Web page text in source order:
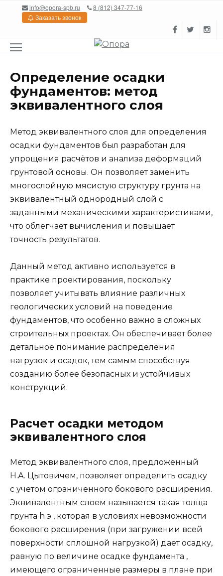
Перейтиinfo@opora-spb.ru
8 (812) 347-77-16
Заказать звонок
Определение осадки
фундаментов: метод
эквивалентного слоя
Метод эквивалентного слоя для определения
осадки фундаментов был разработан для
упрощения расчётов и анализа деформаций
грунтовой основы. Он позволяет заменить
многослойную мясистую структуру грунта на
эквивалентный однородный слой с
заданными механическими характеристиками,
что облегчает вычисления и повышает
точность результатов.
Данный метод активно используется в
практике проектирования, поскольку
позволяет учитывать влияние различных
геологических условий на поведение
фундаментов, что особенно важно в сложных
строительных проектах. Он обеспечивает более
детальное понимание распределения
нагрузок и осадок, тем самым способствуя
созданию более безопасных и устойчивых
конструкций.
Расчет осадки методом
эквивалентного слоя
Метод эквивалентного слоя, предложенный
Н.А. Цытовичем, позволяет определить осадку
с учетом ограниченного бокового расширения.
Эквивалентным слоем называется такая толща
грунта h э , которая в условиях невозможности
бокового расширения (при загружении всей
поверхности сплошной нагрузкой) дает осадку,
равную по величине осадке фундамента ,
имеющего ограниченные размеры в плане при